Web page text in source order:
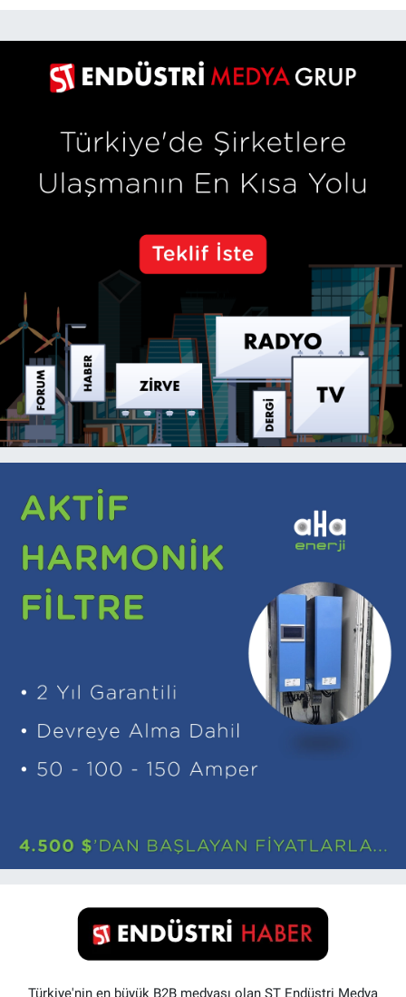
Türkiye'nin en büyük B2B medyası olan ST Endüstri Medya